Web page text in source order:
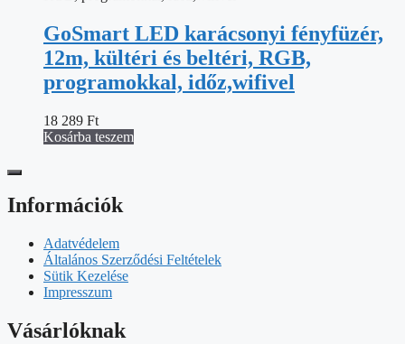
GoSmart LED karácsonyi fényfüzér,
12m, kültéri és beltéri, RGB,
programokkal, időz,wifivel
18 289 Ft
Kosárba teszem
Információk
Adatvédelem
Általános Szerződési Feltételek
Sütik Kezelése
Impresszum
Vásárlóknak